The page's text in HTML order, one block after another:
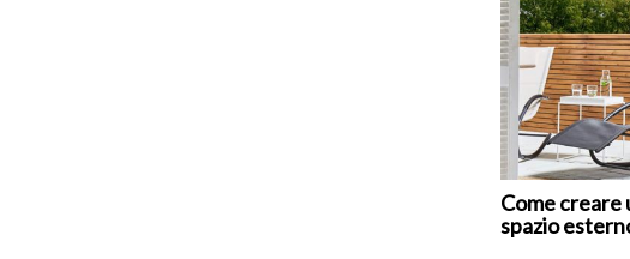
Come creare
spazio